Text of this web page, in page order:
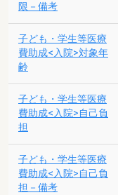
限－備考
子ども・学生等医療
費助成<入院>対象年
齢
子ども・学生等医療
費助成<入院>自己負
担
子ども・学生等医療
費助成<入院>自己負
担－備考